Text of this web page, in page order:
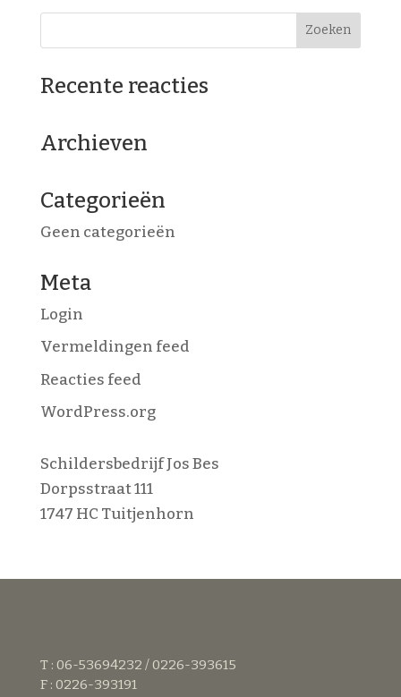
Recente reacties
Archieven
Categorieën
Geen categorieën
Meta
Login
Vermeldingen feed
Reacties feed
WordPress.org
Schildersbedrijf Jos Bes
Dorpsstraat 111
1747 HC Tuitjenhorn
T : 06-53694232 / 0226-393615
F : 0226-393191